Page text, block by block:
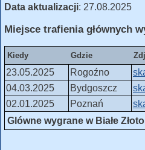
Data aktualizacji: 27.08.2025
Miejsce trafienia głównych
Kiedy Gdzie
23.05.2025 Rogoźno
04.03.2025
Bydgoszcz
02.01.2025
Poznań
Glówne wygrane w Białe